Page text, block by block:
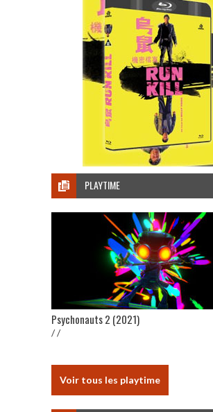
PLAYTIME
Psychonauts 2 (2021)
/ /
Voir tous les playtime